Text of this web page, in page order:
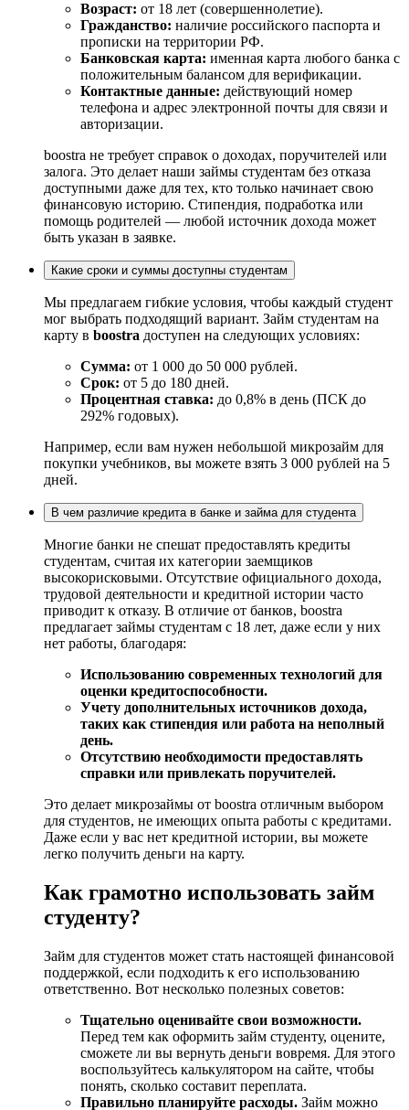
Возраст: от 18 лет (совершеннолетие).
Гражданство: наличие российского паспорта и
прописки на территории РФ.
Банковская карта: именная карта любого банка с
положительным балансом для верификации.
Контактные данные: действующий номер
телефона и адрес электронной почты для связи и
авторизации.
boostra не требует справок о доходах, поручителей или
залога. Это делает наши займы студентам без отказа
доступными даже для тех, кто только начинает свою
финансовую историю. Стипендия, подработка или
помощь родителей — любой источник дохода может
быть указан в заявке.
Какие сроки и суммы доступны студентам
Мы предлагаем гибкие условия, чтобы каждый студент
мог выбрать подходящий вариант. Займ студентам на
карту в boostra доступен на следующих условиях:
Сумма: от 1 000 до 50 000 рублей.
Срок: от 5 до 180 дней.
Процентная ставка: до 0,8% в день (ПСК до
292% годовых).
Например, если вам нужен небольшой микрозайм для
покупки учебников, вы можете взять 3 000 рублей на 5
дней.
В чем различие кредита в банке и займа для студента
Многие банки не спешат предоставлять кредиты
студентам, считая их категории заемщиков
высокорисковыми. Отсутствие официального дохода,
трудовой деятельности и кредитной истории часто
приводит к отказу. В отличие от банков, boostra
предлагает займы студентам с 18 лет, даже если у них
нет работы, благодаря:
Использованию современных технологий для
оценки кредитоспособности.
Учету дополнительных источников дохода,
таких как стипендия или работа на неполный
день.
Отсутствию необходимости предоставлять
справки или привлекать поручителей.
Это делает микрозаймы от boostra отличным выбором
для студентов, не имеющих опыта работы с кредитами.
Даже если у вас нет кредитной истории, вы можете
легко получить деньги на карту.
Как грамотно использовать займ
студенту?
Займ для студентов может стать настоящей финансовой
поддержкой, если подходить к его использованию
ответственно. Вот несколько полезных советов:
Тщательно оценивайте свои возможности.
Перед тем как оформить займ студенту, оцените,
сможете ли вы вернуть деньги вовремя. Для этого
воспользуйтесь калькулятором на сайте, чтобы
понять, сколько составит переплата.
Правильно планируйте расходы. Займ можно